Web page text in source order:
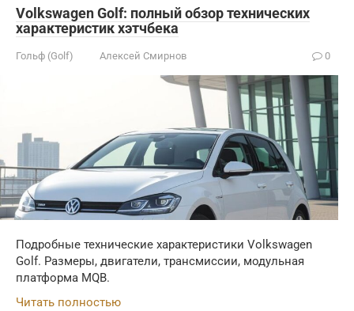
Volkswagen Golf: полный обзор технических
характеристик хэтчбека
Гольф (Golf) Алексей Смирнов 0
Подробные технические характеристики Volkswagen
Golf. Размеры, двигатели, трансмиссии, модульная
платформа MQB.
Читать полностью